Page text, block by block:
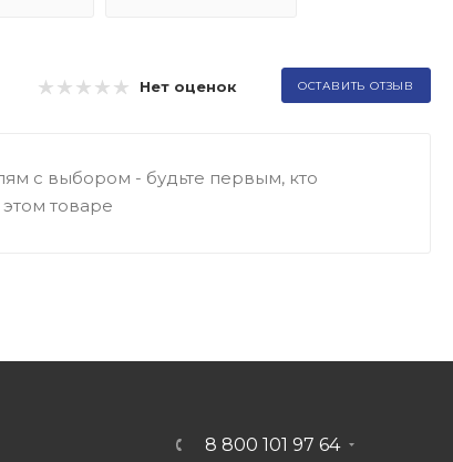
Нет оценок ОСТАВИТЬ ОТЗЫВ
с выбором - будьте первым, кто
товаре
8 800 101 97 64